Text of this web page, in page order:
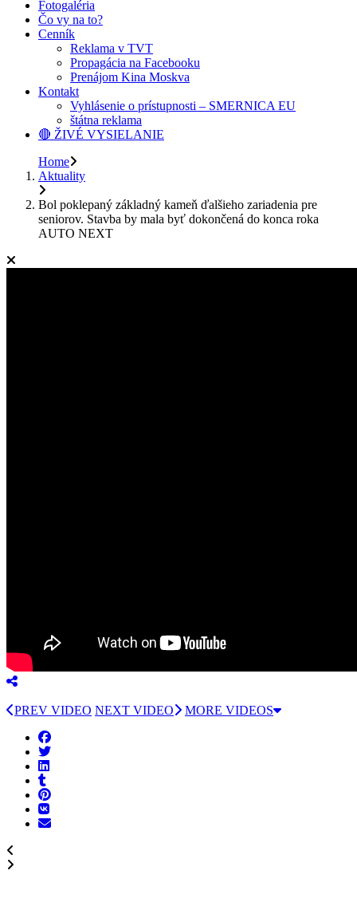
Fotogaléria
Čo vy na to?
Cenník
Reklama v TVT
Propagácia na Facebooku
Prenájom Kina Moskva
Kontakt
Vyhlásenie o prístupnosti – SMERNICA EU
štátna reklama
🔴 ŽIVÉ VYSIELANIE
Home
Aktuality
Bol poklepaný základný kameň ďalšieho zariadenia pre
seniorov. Stavba by mala byť dokončená do konca roka
AUTO NEXT
PREV VIDEO NEXT VIDEO MORE VIDEOS